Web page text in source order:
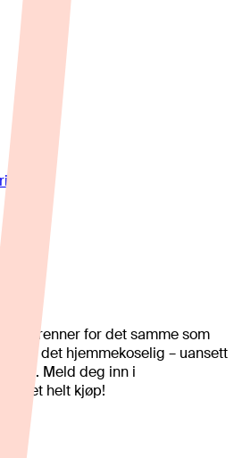
brenner for det samme som
gjør det hjemmekoselig – uansett
Meld deg inn i
på et helt kjøp!